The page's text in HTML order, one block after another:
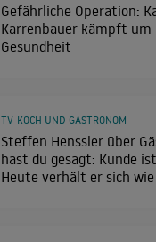
Gefährliche Operation:
Karrenbauer kämpft um
Gesundheit
Steffen Henssler über
hast du gesagt: Kunde
Heute verhält er sich
TV-KOCH UND GASTRONOM